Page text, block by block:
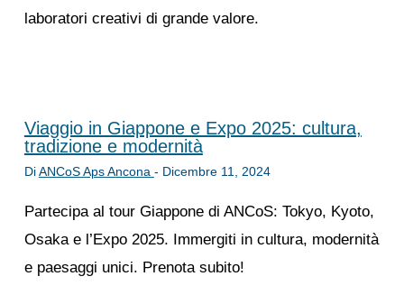
laboratori creativi di grande valore.
Viaggio in Giappone e Expo 2025: cultura,
tradizione e modernità
DiANCoS Aps Ancona - Dicembre 11, 2024
Partecipa al tour Giappone di ANCoS: Tokyo, Kyoto,
Osaka e l’Expo 2025. Immergiti in cultura, modernità
e paesaggi unici. Prenota subito!